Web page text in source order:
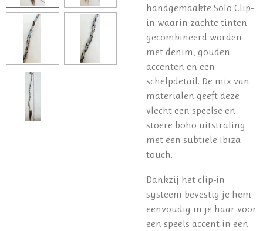
handgemaakte Solo Clip-
in waarin zachte tinten
gecombineerd worden
met denim, gouden
accenten en een
schelpdetail. De mix van
materialen geeft deze
vlecht een speelse en
stoere boho uitstraling
met een subtiele Ibiza
touch.
Dankzij het clip-in
systeem bevestig je hem
eenvoudig in je haar voor
een speels accent in een